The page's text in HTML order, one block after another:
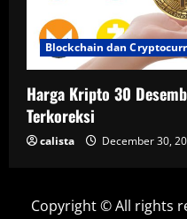
Blockchain dan
Harga Kripto 30
Terkoreksi
calista December 30,
Copyright © All rights